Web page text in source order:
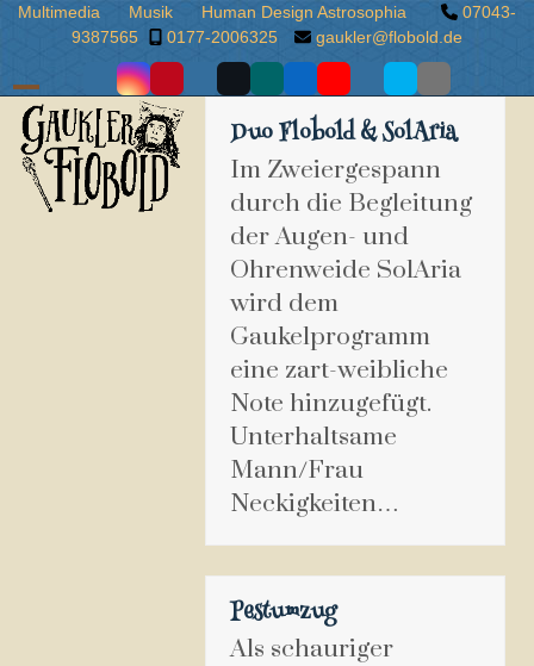
Skip
content
Multimedia Musik Human Design Astrosophia
07043-
9387565
0177-2006325 gaukler@flobold.de
Facebook
Flobold
Instragram
PinterestGoogle
Plus
Twitter LinkedInVideos
spenden
Open
mobile
menu
Close
mobile
menu
Duo Flobold & SolAria
Im Zweiergespann
durch die Begleitung
der Augen- und
Ohrenweide SolAria
wird dem
Gaukelprogramm
eine zart-weibliche
Note hinzugefügt.
Unterhaltsame
Mann/Frau
Neckigkeiten…
Pestumzug
Als schauriger